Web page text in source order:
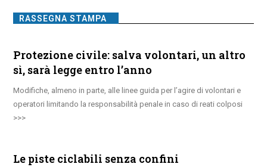
RASSEGNA STAMPA
Protezione civile: salva volontari, un altro
sì, sarà legge entro l’anno
Modifiche, almeno in parte, alle linee guida per l’agire di volontari e
operatori limitando la responsabilità penale in caso di reati colposi
Le piste ciclabili senza confini